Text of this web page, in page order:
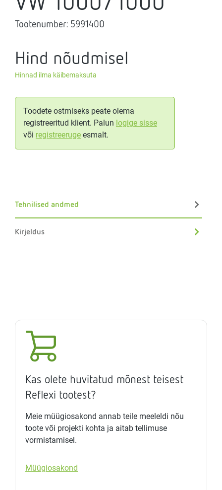
Tootenumber: 5991400
Hind nõudmisel
Hinnad ilma käibemaksuta
Toodete ostmiseks peate olema
registreeritud klient. Palun logige sisse
või registreeruge esmalt.
Tehnilised andmed
Kirjeldus
Kas olete huvitatud mõnest teisest
Reflexi tootest?
Meie müügiosakond annab teile meeleldi nõu
toote või projekti kohta ja aitab tellimuse
vormistamisel.
Müügiosakond